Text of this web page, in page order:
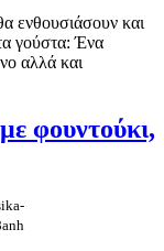
ενθουσιάσουν και
γούστα: Ένα
αλλά και
φουντούκι,